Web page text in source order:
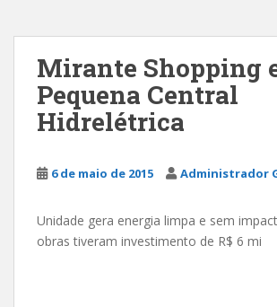
Mirante Shopping
Pequena Central
Hidrelétrica
6 de maio de 2015 Administrador
Unidade gera energia limpa e sem
obras tiveram investimento de R$ 6 mi